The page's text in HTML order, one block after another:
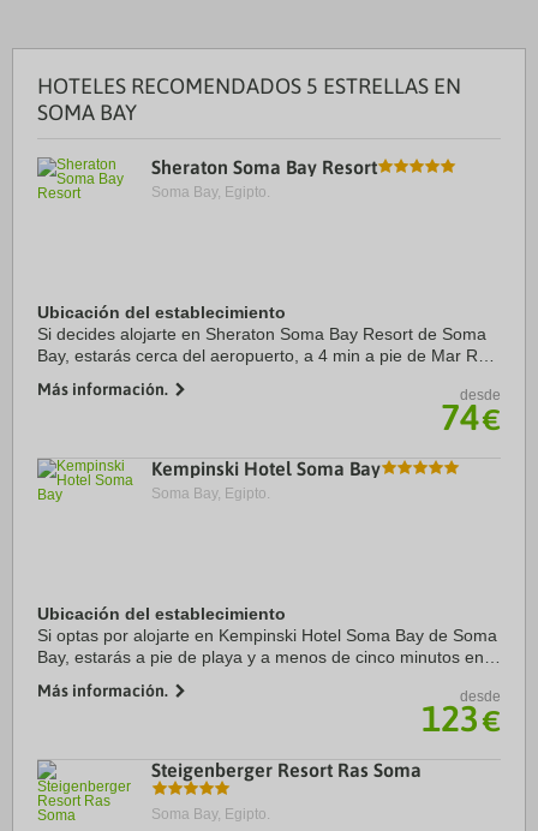
HOTELES RECOMENDADOS 5 ESTRELLAS EN
SOMA BAY
Sheraton Soma Bay Resort
Soma Bay, Egipto.
Ubicación del establecimiento
Si decides alojarte en Sheraton Soma Bay Resort de Soma
Bay, estarás cerca del aeropuerto, a 4 min a pie de Mar Rojo
complejo de playa se encuentra a ...
Más información. desde
74€
Kempinski Hotel Soma Bay
Soma Bay, Egipto.
Ubicación del establecimiento
Si optas por alojarte en Kempinski Hotel Soma Bay de Soma
Bay, estarás a pie de playa y a menos de cinco minutos en
de 5 estrellas se encuentra a ...
Más información. desde
123€
Steigenberger Resort Ras Soma
Soma Bay, Egipto.